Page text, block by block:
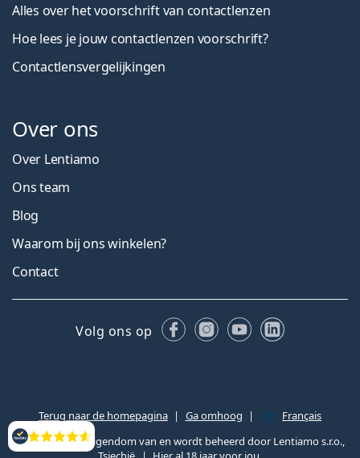
Beoordelingen
Alles over het voorschrift van contactlenzen
Hoe lees je jouw contactlenzen voorschrift?
Contactlensvergelijkingen
Over ons
Over Lentiamo
Ons team
Blog
Waarom bij ons winkelen?
Contact
Volg ons op FacebookInstagram
YouTubeLinkedIn
Terug naar de homepagina Ga omhoog
Français
Lentiamo.be is eigendom van en wordt beheerd door Lentiamo s.r.o.,